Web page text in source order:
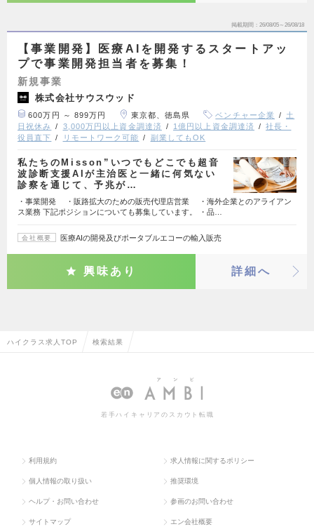
掲載期間 26/08/05～26/08/18
【事業開発】医療AIを開発するスタートアッ
プで事業開発担当者を募集！
新規事業
株式会社サウスウッド
600万円 ～ 899万円 東京都、徳島県 ベンチャー企業
土
日祝休み
3,000万円以上資金調達済 1億円以上資金調達済
社長・
役員直下
リモートワーク可能 副業してもOK
私たちのMisson”いつでもどこでも超音
波診断支援AIが主治医と一緒に何気ない
診察を通じて、予兆が…
・事業開発 ・販路拡大のための販売代理店営業 ・海外企業とのアライアン
ス業務 下記ポジションについても募集しています。 ・品…
会社概要 医療AIの開発及びポータブルエコーの輸入販売
興味あり 詳細へ
ハイクラス求人TOP 検索結果
若手ハイキャリアのスカウト転職
利用規約 求人情報に関するポリシー
個人情報の取り扱い 推奨環境
ヘルプ・お問い合わせ 参画のお問い合わせ
サイトマップ エン会社概要